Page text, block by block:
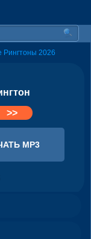
Рингтоны 2026
>>
MP3